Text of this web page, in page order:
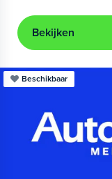
Bekijken
Beschikbaar